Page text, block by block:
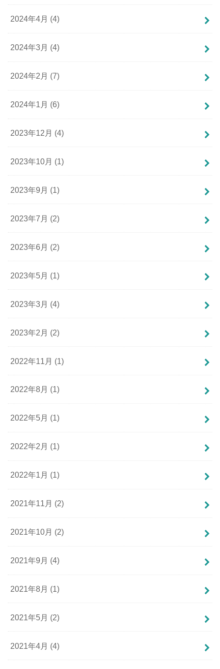
2024年4月 (4)
2024年3月 (4)
2024年2月 (7)
2024年1月 (6)
2023年12月 (4)
2023年10月 (1)
2023年9月 (1)
2023年7月 (2)
2023年6月 (2)
2023年5月 (1)
2023年3月 (4)
2023年2月 (2)
2022年11月 (1)
2022年8月 (1)
2022年5月 (1)
2022年2月 (1)
2022年1月 (1)
2021年11月 (2)
2021年10月 (2)
2021年9月 (4)
2021年8月 (1)
2021年5月 (2)
2021年4月 (4)